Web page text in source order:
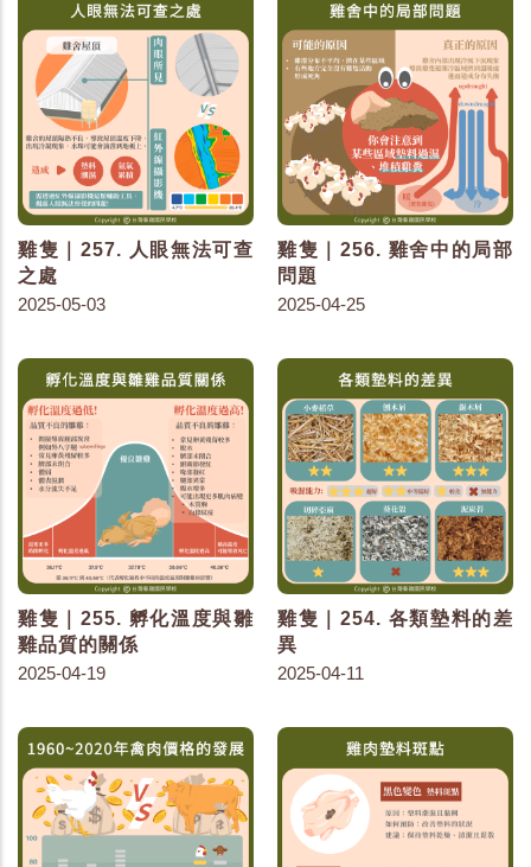
雞隻｜257. 人眼無法可查
之處
2025-05-03
雞隻｜256. 雞舍中的局部
問題
2025-04-25
雞隻｜255. 孵化溫度與雛
雞品質的關係
2025-04-19
雞隻｜254. 各類墊料的差
異
2025-04-11